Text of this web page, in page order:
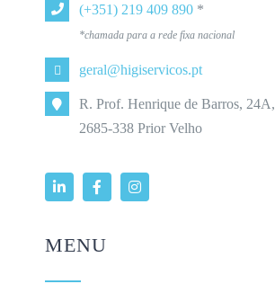
(+351) 219 409 890 *
*chamada para a rede fixa nacional
geral@higiservicos.pt
R. Prof. Henrique de Barros, 24A,
2685-338 Prior Velho
MENU